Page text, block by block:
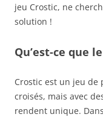
jeu Crostic, ne
solution !
Qu’est-ce que
Crostic est un jeu de
croisés, mais avec
rendent unique.